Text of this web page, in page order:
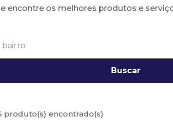
encontre os melhores produtos e
Buscar
produto(s) encontrado(s)